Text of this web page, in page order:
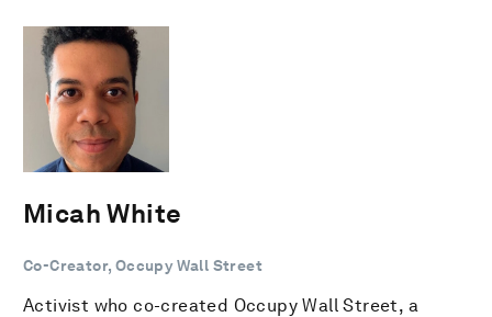
Micah White
Co-Creator, Occupy Wall Street
Activist who co-created Occupy Wall Street, a